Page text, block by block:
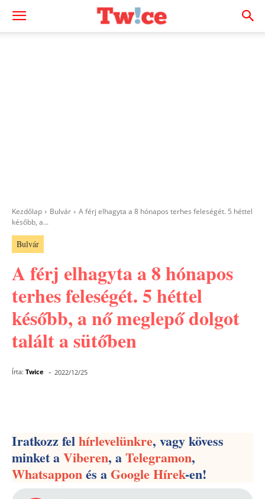
Kezdőlap Bulvár
A férj elhagyta a 8 hónapos terhes feleségét. 5 héttel
később, a...
Bulvár
A férj elhagyta a 8 hónapos
terhes feleségét. 5 héttel
később, a nő meglepő dolgot
talált a sütőben
Írta: Twice - 2022/12/25
Iratkozz felhírlevelünkre, vagy kövess
minket aViberen, aTelegramon,
Whatsapponés aGoogle Hírek-en!